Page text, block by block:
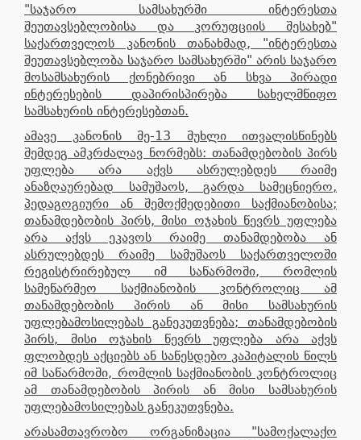
"საჯარო სამსახურში ინტერესთა
შეუთავსებლობისა და კორუფციის შესახებ"
საქართველოს კანონის თანახმად, "ინტერესთა
შეუთავსებლობა საჯარო სამსახურში" არის საჯარო
მოსამსახურის ქონებრივი ან სხვა პირადი
ინტერესების დაპირისპირება სახელმწიფო
სამსახურის ინტერესებთან.
ამავე კანონის მე-13 მუხლი ითვალისწინებს
შემდეგ ამკრძალავ ნორმებს: თანამდებობის პირს
უფლება არა აქვს ასრულებდეს რაიმე
ანაზღაურებად სამუშაოს, გარდა სამეცნიერო,
პედაგოგიური ან შემოქმედებითი საქმიანობისა;
თანამდებობის პირს, მისი ოჯახის წევრს უფლება
არა აქვს ეკავოს რაიმე თანამდებობა ან
ასრულებდეს რაიმე სამუშაოს საქართველოში
რეგისტრირებულ იმ საწარმოში, რომლის
სამეწარმეო საქმიანობის კონტროლიც ამ
თანამდებობის პირის ან მისი სამსახურის
უფლებამოსილებას განეკუთვნება; თანამდებობის
პირს, მისი ოჯახის წევრს უფლება არა აქვს
ფლობდეს აქციებს ან საწესდებო კაპიტალის წილს
იმ საწარმოში, რომლის საქმიანობის კონტროლიც
ამ თანამდებობის პირის ან მისი სამსახურის
უფლებამოსილებას განეკუთვნება.
არასამთავრობო ორგანიზაცია "სამოქალაქო